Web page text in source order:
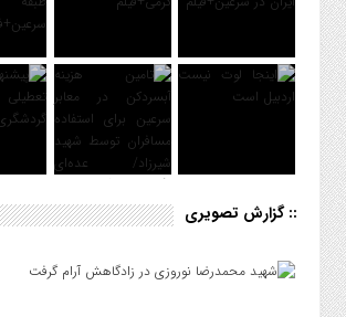
:: گزارش تصویری